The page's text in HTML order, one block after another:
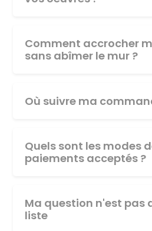
Comment accrocher
sans abîmer le mur ?
Où suivre ma
Quels sont les modes
paiements acceptés ?
Ma question n'est pas
liste